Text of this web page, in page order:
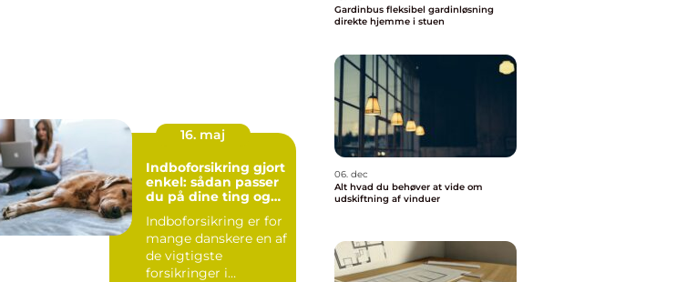
16. maj
Indboforsikring gjort
enkel: sådan passer
du på dine ting og
Indboforsikring er for
mange danskere en af
de vigtigste
forsikringer i
Gardinbus fleksibel gardinløsning
direkte hjemme i stuen
06. dec
Alt hvad du behøver at vide om
udskiftning af vinduer